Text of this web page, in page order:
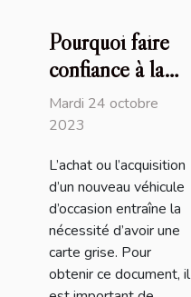
Pourquoi faire
confiance à la
plateforme
Immatriculer.com
Mardi 24 octobre
2023
L’achat ou l’acquisition
d’un nouveau véhicule
d’occasion entraîne la
nécessité d’avoir une
carte grise. Pour
obtenir ce document, il